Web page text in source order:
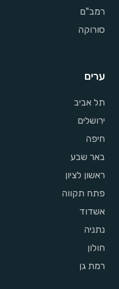
רמב"ם
סורוקה
ערים
תל אביב
ירושלים
חיפה
באר שבע
ראשון לציון
פתח תקווה
אשדוד
נתניה
חולון
רמת גן